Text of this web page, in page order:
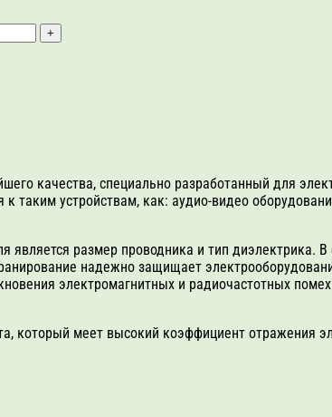
качества, специально разработанный для
таким устройствам, как: аудио-видео
размер проводника и тип диэлектрика.
надежно защищает
электромагнитных и радиочастотных
который меет высокий коэффициент отражения